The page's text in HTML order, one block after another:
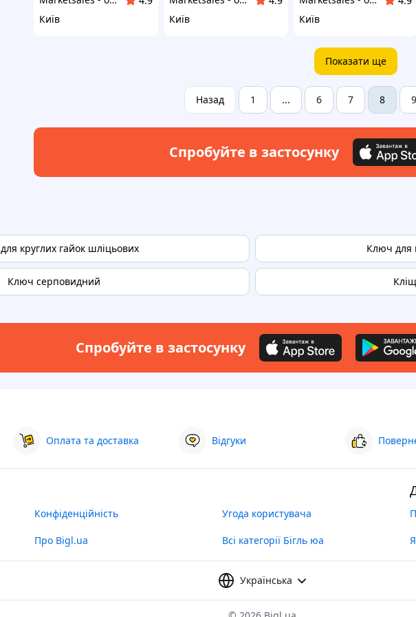
Київ
Київ
Київ
Показати ще
Назад 1 ... 6 7 8 9
Спробуйте в застосунку
круглих гайок шліцьових
Ключ серповидний
Ключ для
Спробуйте в застосунку
Оплата та доставка Відгуки
Конфіденційність Угода користувача
Про Bigl.ua Всі категорії Бігль юа
Українська